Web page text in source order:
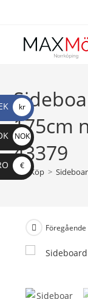
175cm
43379
> Köp >
kr
NOK
€